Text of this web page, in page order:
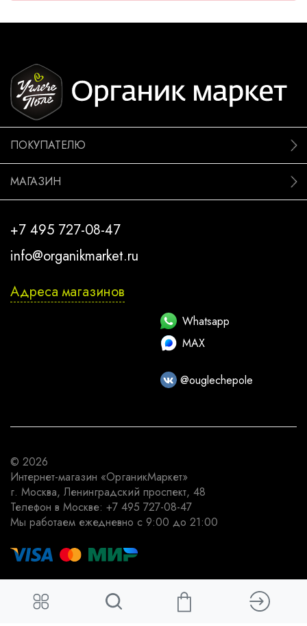
ПОКУПАТЕЛЮ
МАГАЗИН
+7 495 727-08-47
info@organikmarket.ru
Адреса магазинов
Whatsapp
MAX
@ouglechepole
© 2026
Интернет-магазин «ОрганикМаркет»
г. Москва, Ленинградский проспект, 48
Телефон в Москве: +7 495 727-08-47
Мы работаем ежедневно с 9:00 до 21:00